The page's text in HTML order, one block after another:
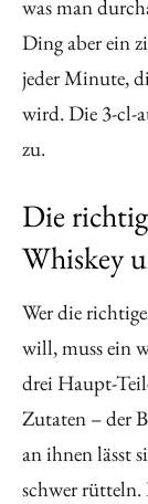
was man
Ding aber ein
jeder Minute,
wird. Die 3-cl-
zu.
Die
Whiskey
Wer die
will, muss ein
drei Haupt-
Zutaten – der
an ihnen lässt
schwer